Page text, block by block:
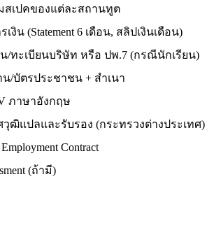
สเปคของแต่ละสถานทูต
เงิน (Statement 6 เดือน, สลิปเงินเดือน)
น/ทะเบียนบริษัท หรือ ปพ.7 (กรณีนักเรียน)
น/บัตรประชาชน + สำเนา
ภาษาอังกฤษ
วุฒิแปลและรับรอง (กระทรวงต่างประเทศ)
Contract
(ถ้ามี)